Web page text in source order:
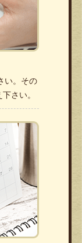
い。その
さい。